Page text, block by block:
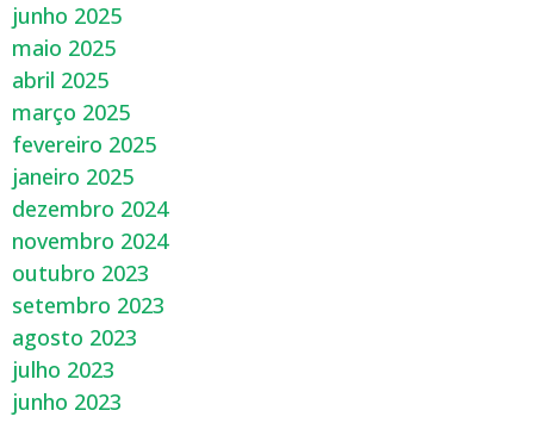
junho 2025
maio 2025
abril 2025
março 2025
fevereiro 2025
janeiro 2025
dezembro 2024
novembro 2024
outubro 2023
setembro 2023
agosto 2023
julho 2023
junho 2023